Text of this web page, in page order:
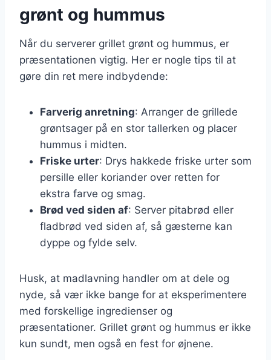
grønt og hummus
Når du serverer grillet grønt og hummus, er
præsentationen vigtig. Her er nogle tips til at
gøre din ret mere indbydende:
Farverig anretning: Arranger de grillede
grøntsager på en stor tallerken og placer
hummus i midten.
Friske urter: Drys hakkede friske urter som
persille eller koriander over retten for
ekstra farve og smag.
Brød ved siden af: Server pitabrød eller
fladbrød ved siden af, så gæsterne kan
dyppe og fylde selv.
Husk, at madlavning handler om at dele og
nyde, så vær ikke bange for at eksperimentere
med forskellige ingredienser og
præsentationer. Grillet grønt og hummus er ikke
kun sundt, men også en fest for øjnene.